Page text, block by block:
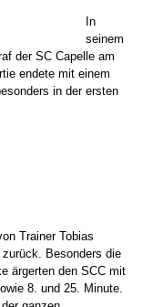
In
seinem
der SC Capelle am
endete mit einem
in der ersten
Trainer Tobias
Besonders die
ärgerten den SCC mit
8. und 25. Minute.